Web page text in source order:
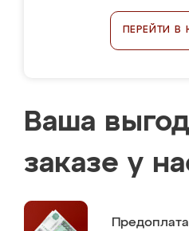
ПЕРЕЙТИ В
Ваша
заказе у
Предоплата